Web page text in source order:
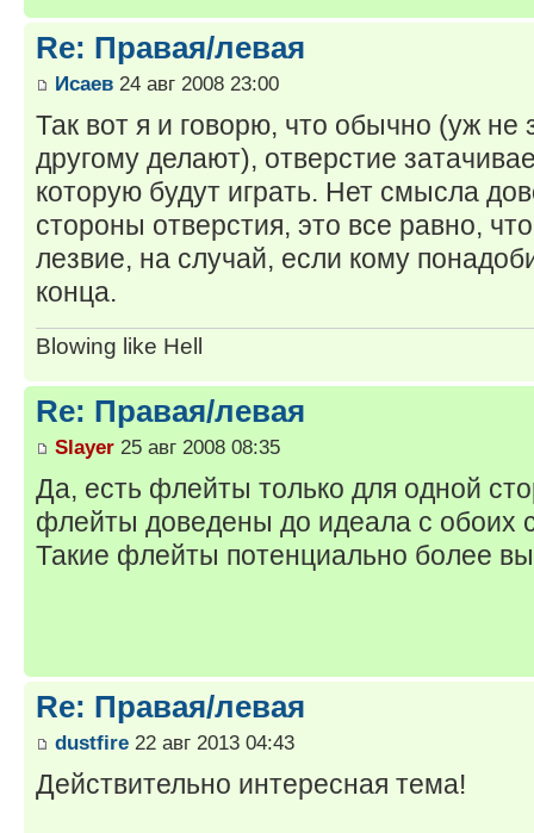
Re: Правая/левая
Исаев 24 авг 2008 23:00
Так вот я и говорю, что обычно (уж
другому делают), отверстие
которую будут играть. Нет смысла
стороны отверстия, это все равно,
лезвие, на случай, если кому
конца.
Blowing like Hell
Re: Правая/левая
Slayer 25 авг 2008 08:35
Да, есть флейты только для одной
флейты доведены до идеала с обоих
Такие флейты потенциально более
Re: Правая/левая
dustfire 22 авг 2013 04:43
Действительно интересная тема!